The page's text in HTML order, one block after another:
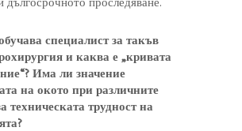
специалист за такъв
и каква е „кривата
Има ли значение
на окото при различните
техническата трудност на